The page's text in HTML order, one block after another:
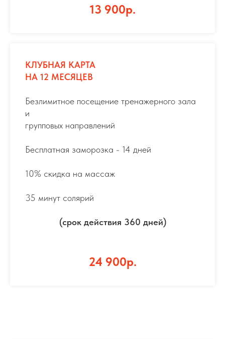
13 900р.
КЛУБНАЯ КАРТА
НА 12 МЕСЯЦЕВ
Безлимитное посещение тренажерного зала
и
групповых направлений
Бесплатная заморозка - 14 дней
10% скидка на массаж
35 минут солярий
(срок действия 360 дней)
24 900р.